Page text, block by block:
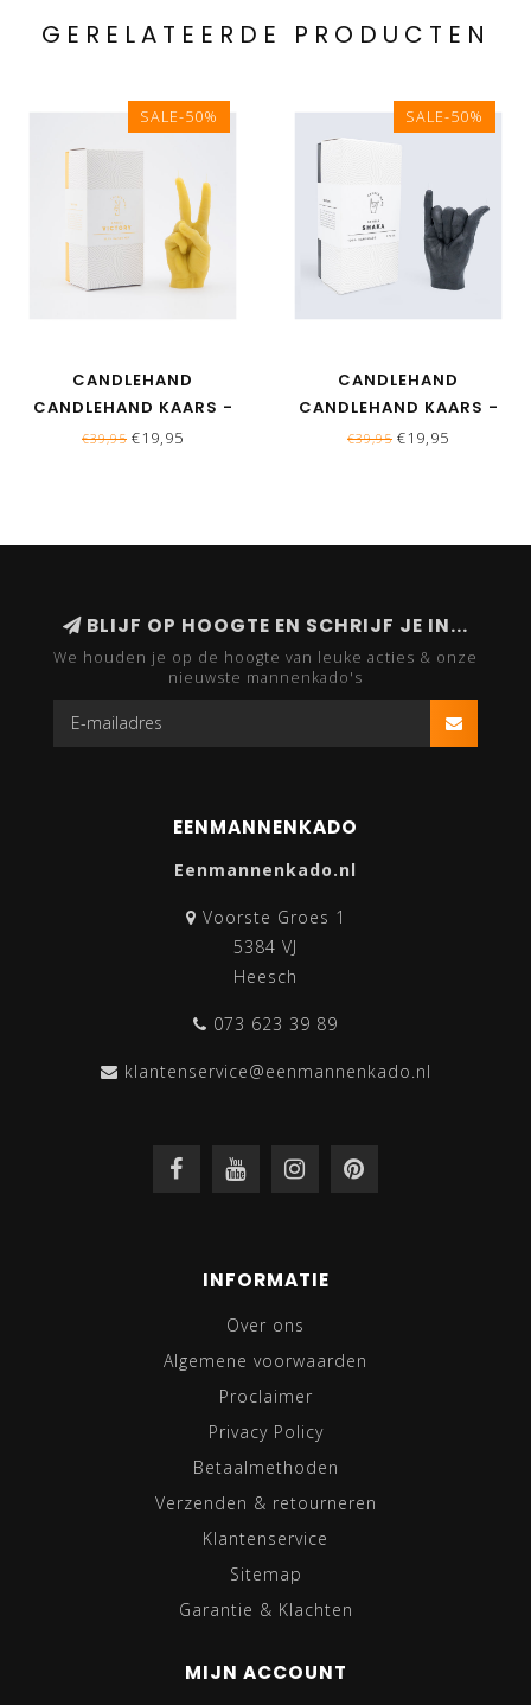
GERELATEERDE PRODUCTEN
SALE-50%
CANDLEHAND
CANDLEHAND KAARS -
VICTORY - GEEL
€39,95 €19,95
SALE-50%
CANDLEHAND
CANDLEHAND KAARS -
SHAKA - ZWART
€39,95 €19,95
BLIJF OP HOOGTE EN SCHRIJF JE IN...
We houden je op de hoogte van leuke acties & onze
nieuwste mannenkado's
EENMANNENKADO
Eenmannenkado.nl
Voorste Groes 1
5384 VJ
Heesch
073 623 39 89
klantenservice@eenmannenkado.nl
INFORMATIE
Over ons
Algemene voorwaarden
Proclaimer
Privacy Policy
Betaalmethoden
Verzenden & retourneren
Klantenservice
Sitemap
Garantie & Klachten
MIJN ACCOUNT